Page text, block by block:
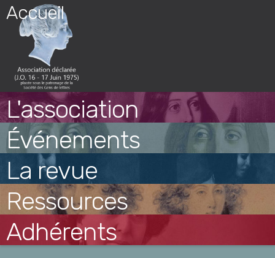
Skip
content
Accueil
L'association
Événements
La revue
Ressources
Adhérents